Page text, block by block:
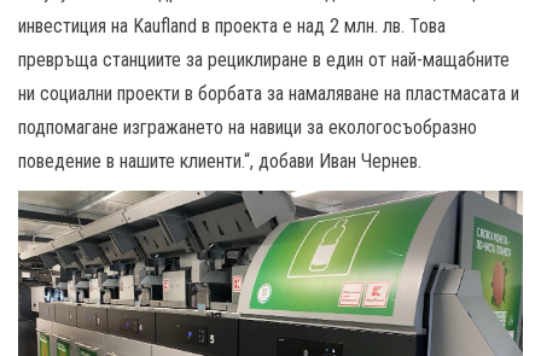
инвестиция на Kaufland в проекта е над 2 млн. лв. Това
превръща станциите за рециклиране в един от най-мащабните
ни социални проекти в борбата за намаляване на пластмасата и
подпомагане изгражането на навици за екологосъобразно
поведение в нашите клиенти.“, добави Иван Чернев.